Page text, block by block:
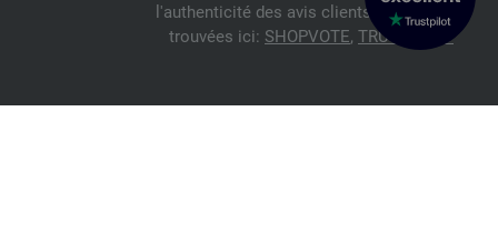
l'authenticité des avis clients peuvent être
trouvées ici: SHOPVOTE, TRUSTPILOT